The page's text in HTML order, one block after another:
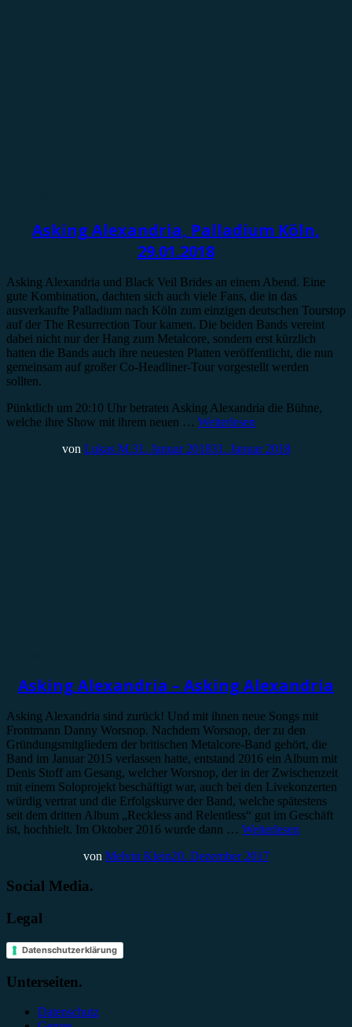
Asking Alexandria, Palladium Köln,
29.01.2018
Asking Alexandria und Black Veil Brides an einem Abend. Eine
gute Kombination, dachten sich auch viele Fans, die in das
ausverkaufte Palladium nach Köln zum einzigen deutschen Tourstop
auf der The Resurrection Tour kamen. Die beiden Bands vereint
dabei nicht nur der Hang zum Metalcore, sondern erst kürzlich
hatten die Bands auch ihre neuesten Platten veröffentlicht, die nun
gemeinsam auf großer Co-Headliner-Tour vorgestellt werden
sollten.
Pünktlich um 20:10 Uhr betraten Asking Alexandria die Bühne,
welche ihre Show mit ihrem neuen … Weiterlesen
von Lukas M.31. Januar 201831. Januar 2018
Asking Alexandria – Asking Alexandria
Asking Alexandria sind zurück! Und mit ihnen neue Songs mit
Frontmann Danny Worsnop. Nachdem Worsnop, der zu den
Gründungsmitgliedern der britischen Metalcore-Band gehört, die
Band im Januar 2015 verlassen hatte, entstand 2016 ein Album mit
Denis Stoff am Gesang, welcher Worsnop, der in der Zwischenzeit
mit einem Soloprojekt beschäftigt war, auch bei den Livekonzerten
würdig vertrat und die Erfolgskurve der Band, welche spätestens
seit dem dritten Album „Reckless and Relentless“ gut im Geschäft
ist, hochhielt. Im Oktober 2016 wurde dann … Weiterlesen
von Melvin Klein20. Dezember 2017
Social Media.
Legal
Datenschutzerklärung
Unterseiten.
Datenschutz